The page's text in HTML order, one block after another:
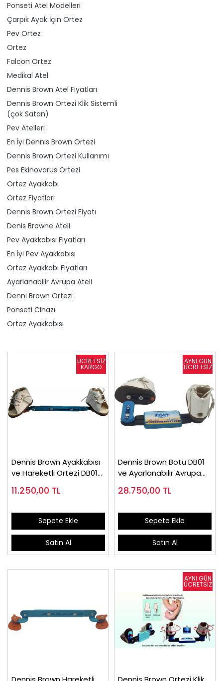
Ponseti Atel Modelleri
Çarpık Ayak İçin Ortez
Pev Ortez
Ortez
Falcon Ortez
Medikal Atel
Dennis Brown Atel Fiyatları
Dennis Brown Ortezi Klik Sistemli
(çok Satan)
Pev Atelleri
En İyi Dennis Brown Ortezi
Dennis Brown Ortezi Kullanımı
Pes Ekinovarus Ortezi
Ortez Ayakkabı
Ortez Fiyatları
Dennis Brown Ortezi Fiyatı
Denis Browne Ateli
Pev Ayakkabısı Fiyatları
En İyi Pev Ayakkabısı
Ortez Ayakkabı Fiyatları
Ayarlanabilir Avrupa Ateli
Denni Brown Ortezi
Ponseti Cihazı
Ortez Ayakkabısı
Dennis Brown Ayakkabısı
ve Hareketli Ortezi DB01
11.250,00 TL
Sepete Ekle
Satın Al
Dennis Brown Botu DB01
ve Ayarlanabilir Avrupa
28.750,00 TL
Sepete Ekle
Satın Al